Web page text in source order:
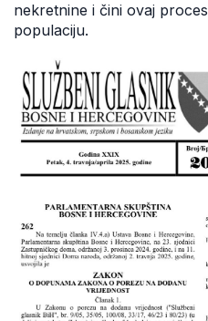
nekretnine i čini ovaj
populaciju.